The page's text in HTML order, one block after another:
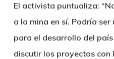
El activista puntualiza:
a la mina en sí. Podría
para el desarrollo del
discutir los proyectos con